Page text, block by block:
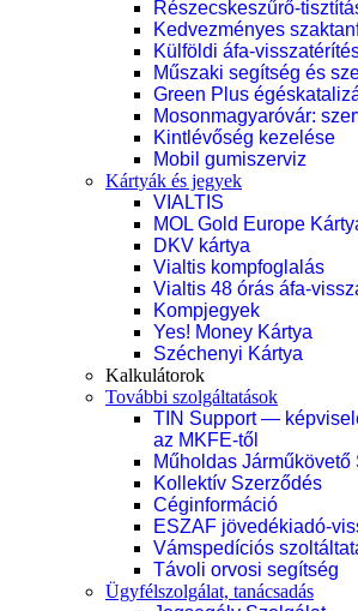
Részecskeszűrő-
Kedvezményes
Külföldi áfa-
Műszaki segítség és
Green Plus
Mosonmagyaróvár:
Kintlévőség kezelése
Mobil gumiszerviz
Kártyák és jegyek
VIALTIS
MOL Gold Europe
DKV kártya
Vialtis kompfoglalás
Vialtis 48 órás áfa-
Kompjegyek
Yes! Money Kártya
Széchenyi Kártya
Kalkulátorok
További szolgáltatások
TIN Support —
az MKFE-től
Műholdas Járműkövető
Kollektív Szerződés
Céginformáció
ESZAF jövedékiadó-
Vámspedíciós
Távoli orvosi segítség
Ügyfélszolgálat, tanácsadás